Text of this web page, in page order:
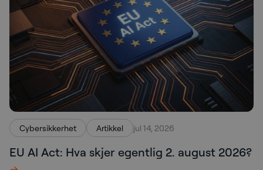
Cybersikkerhet Artikkel jul 14, 2026
EU AI Act: Hva skjer egentlig 2. august 2026?